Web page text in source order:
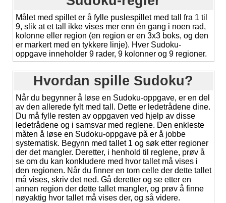
Målet med spillet er å fylle puslespillet med tall fra 1 til
9, slik at et tall ikke vises mer enn én gang i noen rad,
kolonne eller region (en region er en 3x3 boks, og den
er markert med en tykkere linje). Hver Sudoku-
oppgave inneholder 9 rader, 9 kolonner og 9 regioner.
Hvordan spille Sudoku?
Når du begynner å løse en Sudoku-oppgave, er en del
av den allerede fylt med tall. Dette er ledetrådene dine.
Du må fylle resten av oppgaven ved hjelp av disse
ledetrådene og i samsvar med reglene. Den enkleste
måten å løse en Sudoku-oppgave på er å jobbe
systematisk. Begynn med tallet 1 og søk etter regioner
der det mangler. Deretter, i henhold til reglene, prøv å
se om du kan konkludere med hvor tallet må vises i
den regionen. Når du finner en tom celle der dette tallet
må vises, skriv det ned. Gå deretter og se etter en
annen region der dette tallet mangler, og prøv å finne
nøyaktig hvor tallet må vises der, og så videre.